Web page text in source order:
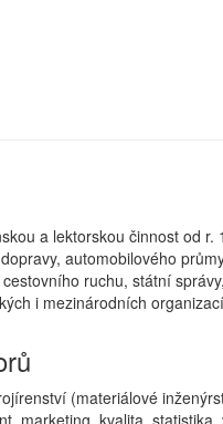
a lektorskou činnost od
automobilového
ruchu, státní
i mezinárodních
(materiálové